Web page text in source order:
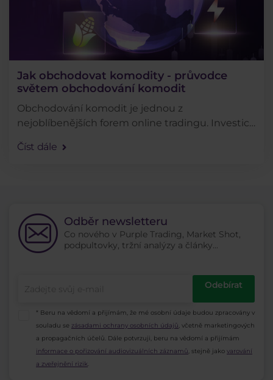
Jak obchodovat komodity - průvodce
světem obchodování komodit
Obchodování komodit je jednou z
nejoblíbenějších forem online tradingu. Investice
článku podíváme na základní rozdělení
Číst dále
Odběr newsletteru
Co nového v Purple Trading, Market Shot,
podpultovky, tržní analýzy a články...
Odebírat
* Beru na vědomí a přijímám, že mé osobní údaje budou zpracovány v
souladu se zásadami ochrany osobních údajů, včetně marketingových
a propagačních účelů. Dále potvrzuji, beru na vědomí a přijímám
informace o pořizování audiovizuálních záznamů, stejně jako varování
a zveřejnění rizik.